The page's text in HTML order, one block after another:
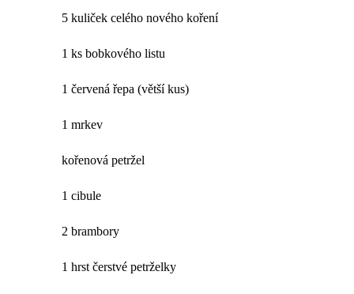
5 kuliček celého nového koření
1 ks bobkového listu
1 červená řepa (větší kus)
1 mrkev
kořenová petržel
1 cibule
2 brambory
1 hrst čerstvé petrželky